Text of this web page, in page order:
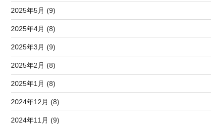
2025年5月 (9)
2025年4月 (8)
2025年3月 (9)
2025年2月 (8)
2025年1月 (8)
2024年12月 (8)
2024年11月 (9)